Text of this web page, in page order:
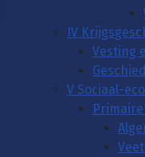
IV
Vesting
V Sociaal-